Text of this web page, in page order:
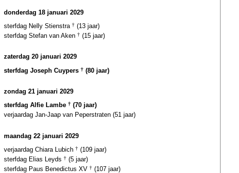
donderdag 18 januari 2029
sterfdag Nelly Stienstra † (13 jaar)
sterfdag Stefan van Aken † (15 jaar)
zaterdag 20 januari 2029
sterfdag Joseph Cuypers † (80 jaar)
zondag 21 januari 2029
sterfdag Alfie Lambe † (70 jaar)
verjaardag Jan-Jaap van Peperstraten (51 jaar)
maandag 22 januari 2029
verjaardag Chiara Lubich † (109 jaar)
sterfdag Elias Leyds † (5 jaar)
sterfdag Paus Benedictus XV † (107 jaar)